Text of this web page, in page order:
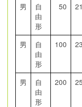
男
自
由
形
50 21
男
自
由
形
100 23
男
自
由
形
200 25